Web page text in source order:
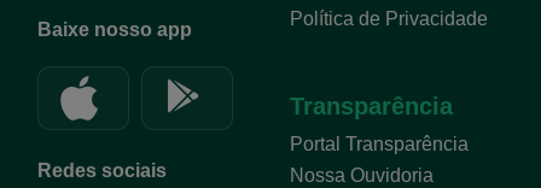
Baixe nosso app
Redes sociais
Política de Privacidade
Transparência
Portal Transparência
Nossa Ouvidoria